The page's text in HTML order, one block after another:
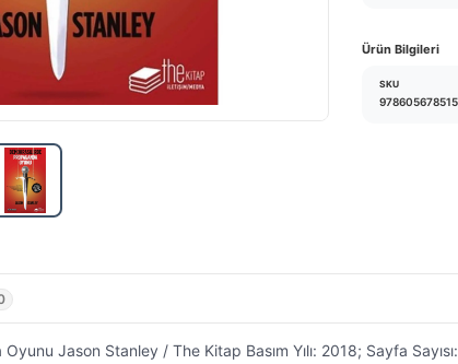
Ürün Bilgileri
SKU
Jason Stanley / The Kitap Basım Yılı: 2018; Sayfa